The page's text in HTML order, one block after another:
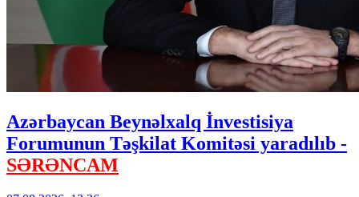
Azərbaycan Beynəlxalq İnvestisiya
Forumunun Təşkilat Komitəsi yaradılıb -
SƏRƏNCAM